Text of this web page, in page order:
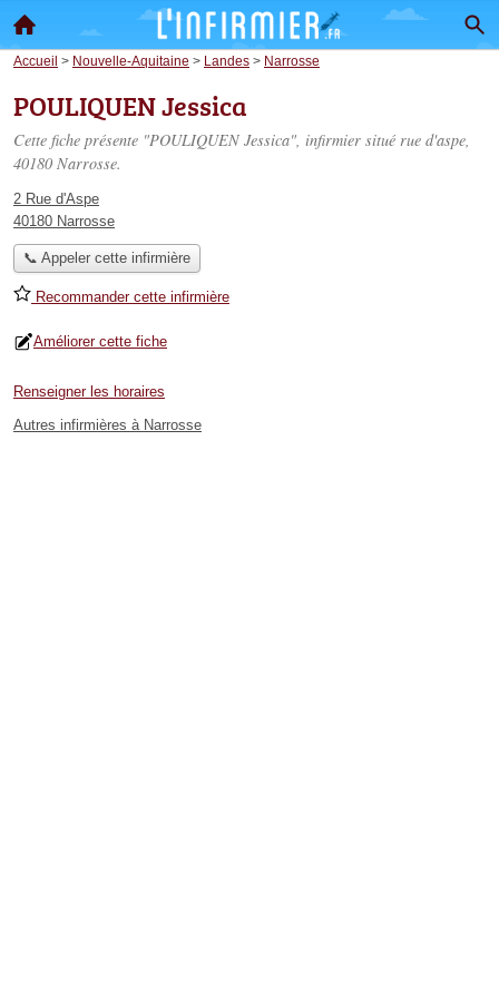
Accueil > Nouvelle-Aquitaine > Landes > Narrosse
POULIQUEN Jessica
Cette fiche présente "POULIQUEN Jessica", infirmier situé rue d'aspe,
40180 Narrosse.
2 Rue d'Aspe
40180 Narrosse
📞 Appeler cette infirmière
Recommander cette infirmière
Améliorer cette fiche
Renseigner les horaires
Autres infirmières à Narrosse